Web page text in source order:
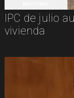
IPC de julio
vivienda